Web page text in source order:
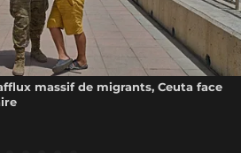
massif de migrants, Ceuta face